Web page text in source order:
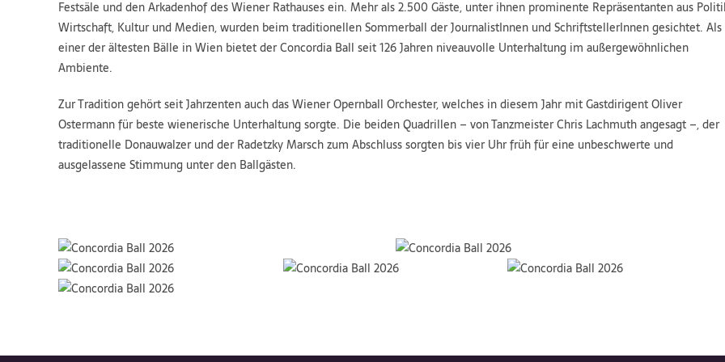
Festsäle und den Arkadenhof des Wiener Rathauses ein. Mehr als 2.500 Gäste, unter ihnen prominente Repräsentanten aus
Wirtschaft, Kultur und Medien, wurden beim traditionellen Sommerball der JournalistInnen und SchriftstellerInnen gesichtet. Als
einer der ältesten Bälle in Wien bietet der Concordia Ball seit 126 Jahren niveauvolle Unterhaltung im außergewöhnlichen
Ambiente.
Zur Tradition gehört seit Jahrzenten auch das Wiener Opernball Orchester, welches in diesem Jahr mit Gastdirigent Oliver
Ostermann für beste wienerische Unterhaltung sorgte. Die beiden Quadrillen – von Tanzmeister Chris Lachmuth angesagt –, der
traditionelle Donauwalzer und der Radetzky Marsch zum Abschluss sorgten bis vier Uhr früh für eine unbeschwerte und
ausgelassene Stimmung unter den Ballgästen.